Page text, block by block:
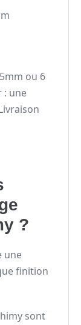
ou 6
: une
?
une
finition
sont